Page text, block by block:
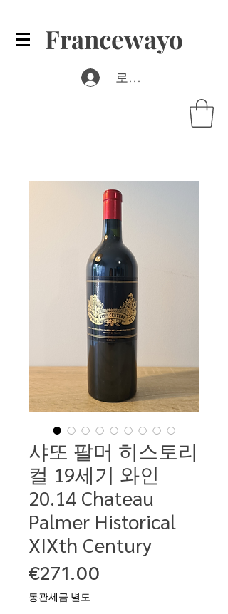
Francewayo
로그인
샤또 팔머 히스토리
컬 19세기 와인
20.14 Chateau
Palmer Historical
XIXth Century
€271.00
통관세금 별도